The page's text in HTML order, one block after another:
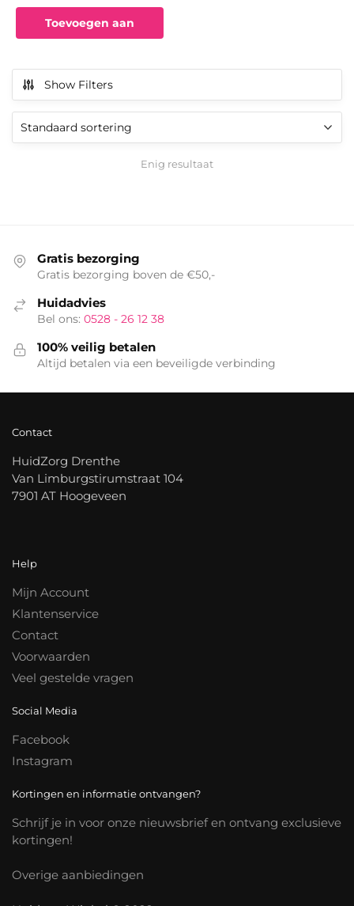
Toevoegen aan
Show Filters
Enig resultaat
Gratis bezorging
Gratis bezorging boven de €50,-
Huidadvies
Bel ons: 0528 - 26 12 38
100% veilig betalen
Altijd betalen via een beveiligde verbinding
Contact
HuidZorg Drenthe
Van Limburgstirumstraat 104
7901 AT Hoogeveen
Help
Mijn Account
Klantenservice
Contact
Voorwaarden
Veel gestelde vragen
Social Media
Facebook
Instagram
Kortingen en informatie ontvangen?
Schrijf je in voor onze nieuwsbrief en ontvang exclusieve
kortingen!
Overige aanbiedingen